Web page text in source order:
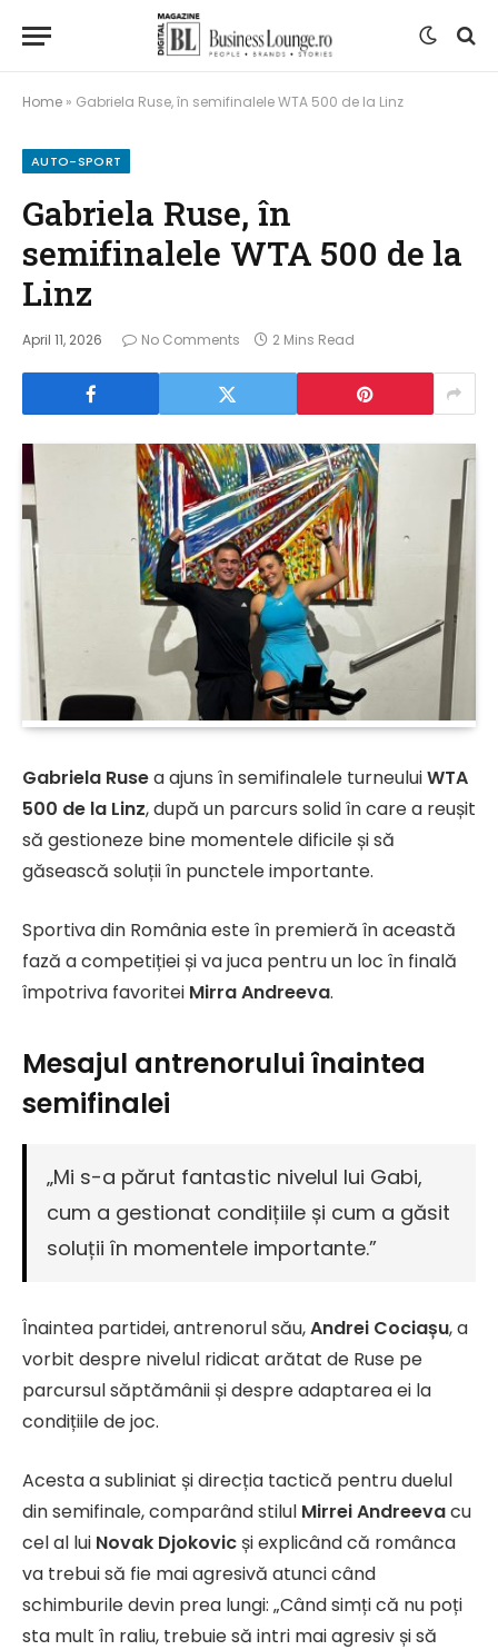
Home » Gabriela Ruse, în semifinalele WTA 500 de la Linz
AUTO-SPORT
Gabriela Ruse, în
semifinalele WTA 500 de la
Linz
April 11, 2026 No Comments 2 Mins Read
Gabriela Rusea ajuns în semifinalele turneuluiWTA
500 de la Linz, după un parcurs solid în care a reușit
să gestioneze bine momentele dificile și să
găsească soluții în punctele importante.
Sportiva din România este în premieră în această
fază a competiției și va juca pentru un loc în finală
împotriva favoritei Mirra Andreeva.
Mesajul antrenorului înaintea
semifinalei
„Mi s-a părut fantastic nivelul lui Gabi,
cum a gestionat condițiile și cum a găsit
soluții în momentele importante.”
Înaintea partidei, antrenorul său,Andrei Cociașu, a
vorbit despre nivelul ridicat arătat de Ruse pe
parcursul săptămânii și despre adaptarea ei la
condițiile de joc.
Acesta a subliniat și direcția tactică pentru duelul
din semifinale, comparând stilul Mirrei Andreevacu
cel al lui Novak Djokovic și explicând că românca
va trebui să fie mai agresivă atunci când
schimburile devin prea lungi: „Când simți că nu poți
sta mult în raliu, trebuie să intri mai agresiv și să